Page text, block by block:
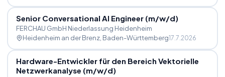
Senior Conversational AI Engineer (m/w/d)
FERCHAU GmbH Niederlassung Heidenheim
Heidenheim an der Brenz, Baden-Württemberg17.7.2026
Hardware-Entwickler für den Bereich Vektorielle
Netzwerkanalyse (m/w/d)